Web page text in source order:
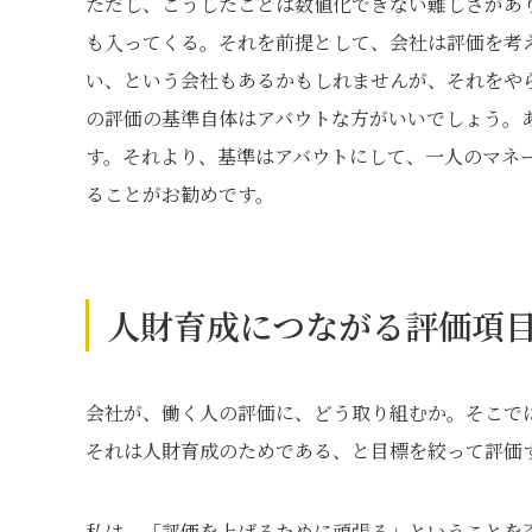
も入ってくる。それを前提として、会社は評価を
い、という会社もあるかもしれませんが、それを
の評価の基準自体はアバウトな方がいいでしょう
す。それより、基準はアバウトにして、一人のマ
ることがお勧めです。
人財育成につながる評価項
会社が、働く人の評価に、どう取り組むか。そこ
それは人財育成のためである、と目標を絞って評